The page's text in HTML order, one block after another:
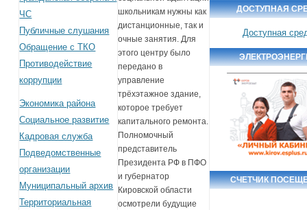
ЧС
Публичные слушания
Обращение с ТКО
Противодействие
коррупции
Экономика района
Социальное развитие
Кадровая служба
Подведомственные
организации
Муниципальный архив
Территориальная
школьникам нужны как
дистанционные, так и
очные занятия. Для
этого центру было
передано в
управление
трёхэтажное здание,
которое требует
капитального ремонта.
Полномочный
представитель
Президента РФ в ПФО
и губернатор
Кировской области
осмотрели будущие
ДОСТУПНАЯ
Доступная
СЧЕТЧИК